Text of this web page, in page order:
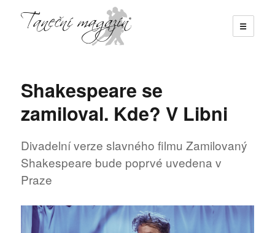
☰
Shakespeare se
zamiloval. Kde? V Libni
Divadelní verze slavného filmu Zamilovaný
Shakespeare bude poprvé uvedena v
Praze